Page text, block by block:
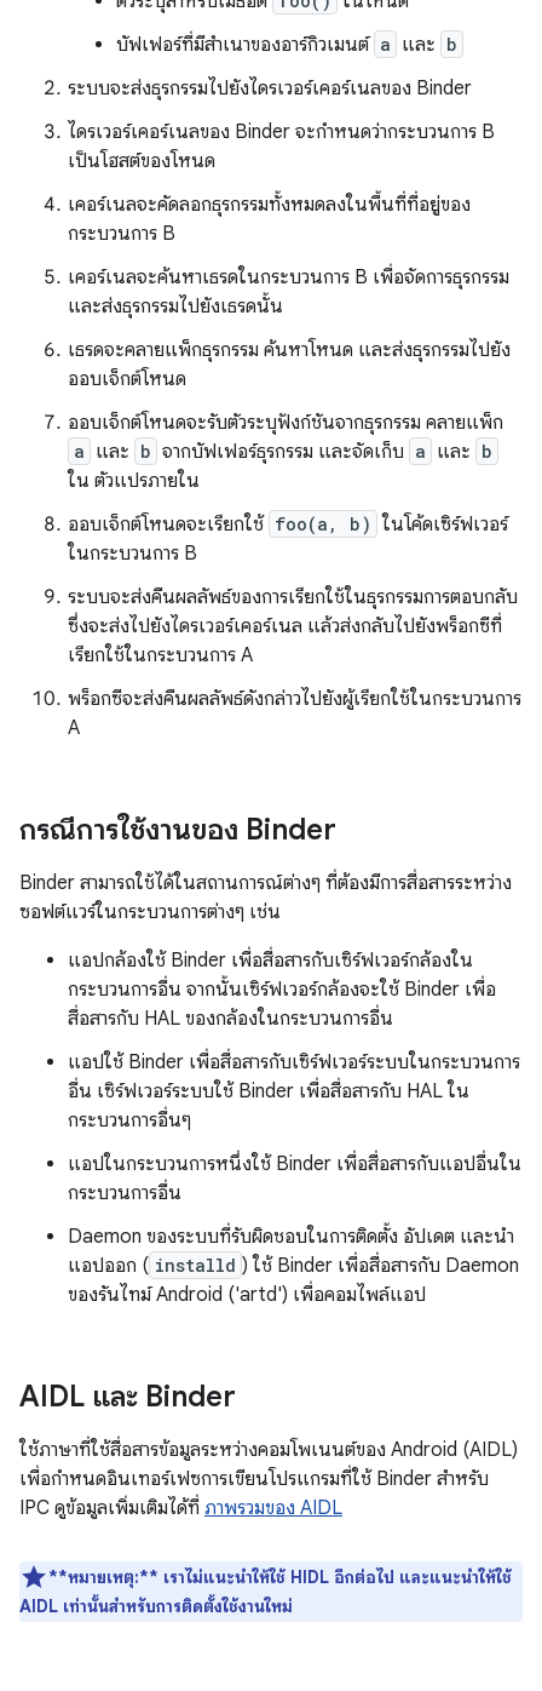
บัฟเฟอร์ที่มีสำเนาของอาร์กิวเมนต์ a และ b
ระบบจะส่งธุรกรรมไปยังไดรเวอร์เคอร์เนลของ Binder
ไดรเวอร์เคอร์เนลของ Binder จะกำหนดว่ากระบวนการ B
เป็นโฮสต์ของโหนด
เคอร์เนลจะคัดลอกธุรกรรมทั้งหมดลงในพื้นที่ที่อยู่ของ
กระบวนการ B
เคอร์เนลจะค้นหาเธรดในกระบวนการ B เพื่อจัดการธุรกรรม
และส่งธุรกรรมไปยังเธรดนั้น
เธรดจะคลายแพ็กธุรกรรม ค้นหาโหนด และส่งธุรกรรมไปยัง
ออบเจ็กต์โหนด
ออบเจ็กต์โหนดจะรับตัวระบุฟังก์ชันจากธุรกรรม คลายแพ็ก
a และ b จากบัฟเฟอร์ธุรกรรม และจัดเก็บ a และ b
ใน ตัวแปรภายใน
ออบเจ็กต์โหนดจะเรียกใช้ foo(a, b) ในโค้ดเซิร์ฟเวอร์
ในกระบวนการ B
ระบบจะส่งคืนผลลัพธ์ของการเรียกใช้ในธุรกรรมการตอบกลับ
ซึ่งจะส่งไปยังไดรเวอร์เคอร์เนล แล้วส่งกลับไปยังพร็อกซีที่
เรียกใช้ในกระบวนการ A
พร็อกซีจะส่งคืนผลลัพธ์ดังกล่าวไปยังผู้เรียกใช้ในกระบวนการ
A
กรณีการใช้งานของ Binder
Binder สามารถใช้ได้ในสถานการณ์ต่างๆ ที่ต้องมีการสื่อสารระหว่าง
ซอฟต์แวร์ในกระบวนการต่างๆ เช่น
แอปกล้องใช้ Binder เพื่อสื่อสารกับเซิร์ฟเวอร์กล้องใน
กระบวนการอื่น จากนั้นเซิร์ฟเวอร์กล้องจะใช้ Binder เพื่อ
สื่อสารกับ HAL ของกล้องในกระบวนการอื่น
แอปใช้ Binder เพื่อสื่อสารกับเซิร์ฟเวอร์ระบบในกระบวนการ
อื่น เซิร์ฟเวอร์ระบบใช้ Binder เพื่อสื่อสารกับ HAL ใน
กระบวนการอื่นๆ
แอปในกระบวนการหนึ่งใช้ Binder เพื่อสื่อสารกับแอปอื่นใน
กระบวนการอื่น
Daemon ของระบบที่รับผิดชอบในการติดตั้ง อัปเดต และนำ
แอปออก ( installd ) ใช้ Binder เพื่อสื่อสารกับ Daemon
ของรันไทม์ Android ('artd') เพื่อคอมไพล์แอป
AIDL และ Binder
ใช้ภาษาที่ใช้สื่อสารข้อมูลระหว่างคอมโพเนนต์ของ Android (AIDL)
เพื่อกำหนดอินเทอร์เฟซการเขียนโปรแกรมที่ใช้ Binder สำหรับ
IPC ดูข้อมูลเพิ่มเติมได้ที่ ภาพรวมของ AIDL
**หมายเหตุ:** เราไม่แนะนำให้ใช้ HIDL อีกต่อไป และแนะนำให้ใช้
AIDL เท่านั้นสำหรับการติดตั้งใช้งานใหม่